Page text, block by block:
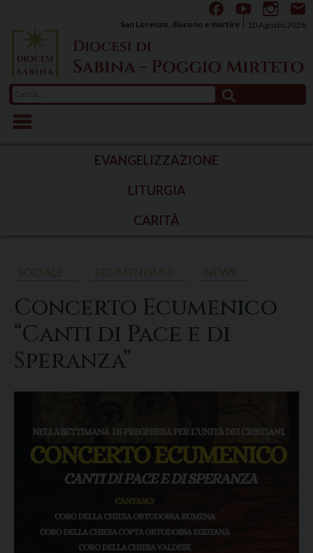
content
10 Agosto 2026
San Lorenzo, diacono e martire
per:
EVANGELIZZAZIONE
LITURGIA
CARITÀ
SOCIALE ECUMENISMO NEWS
Concerto Ecumenico
“Canti di Pace e di
Speranza”